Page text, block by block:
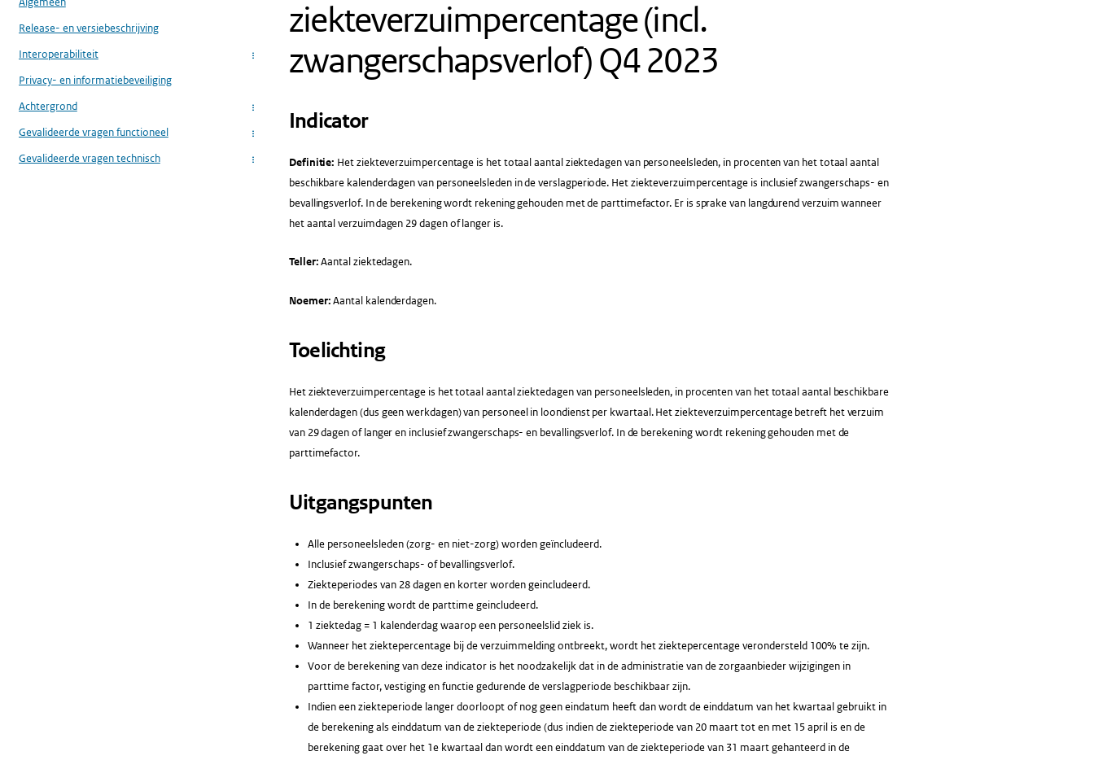
Release- en versiebeschrijving
Interoperabiliteit
...
Privacy- en informatiebeveiliging
Achtergrond
...
Gevalideerde vragen functioneel ...
Gevalideerde vragen technisch ...
ziekteverzuimpercentage (incl.
zwangerschapsverlof) Q4 2023
Indicator
Definitie: Het ziekteverzuimpercentage is het totaal aantal ziektedagen van personeelsleden, in procenten van het totaal aantal
beschikbare kalenderdagen van personeelsleden in de verslagperiode. Het ziekteverzuimpercentage is inclusief zwangerschaps- en
bevallingsverlof. In de berekening wordt rekening gehouden met de parttimefactor. Er is sprake van langdurend verzuim wanneer
het aantal verzuimdagen 29 dagen of langer is.
Teller:Aantal ziektedagen.
Noemer:Aantal kalenderdagen.
Toelichting
Het ziekteverzuimpercentage is het totaal aantal ziektedagen van personeelsleden, in procenten van het totaal aantal beschikbare
kalenderdagen (dus geen werkdagen) van personeel in loondienst per kwartaal. Het ziekteverzuimpercentage betreft het verzuim
van 29 dagen of langer en inclusief zwangerschaps- en bevallingsverlof. In de berekening wordt rekening gehouden met de
parttimefactor.
Uitgangspunten
Alle personeelsleden (zorg- en niet-zorg) worden geïncludeerd.
Inclusief zwangerschaps- of bevallingsverlof.
Ziekteperiodes van 28 dagen en korter worden geincludeerd.
In de berekening wordt de parttime geincludeerd.
1 ziektedag = 1 kalenderdag waarop een personeelslid ziek is.
Wanneer het ziektepercentage bij de verzuimmelding ontbreekt, wordt het ziektepercentage verondersteld 100% te zijn.
Voor de berekening van deze indicator is het noodzakelijk dat in de administratie van de zorgaanbieder wijzigingen in
parttime factor, vestiging en functie gedurende de verslagperiode beschikbaar zijn.
Indien een ziekteperiode langer doorloopt of nog geen eindatum heeft dan wordt de einddatum van het kwartaal gebruikt in
de berekening als einddatum van de ziekteperiode (dus indien de ziekteperiode van 20 maart tot en met 15 april is en de
berekening gaat over het 1e kwartaal dan wordt een einddatum van de ziekteperiode van 31 maart gehanteerd in de